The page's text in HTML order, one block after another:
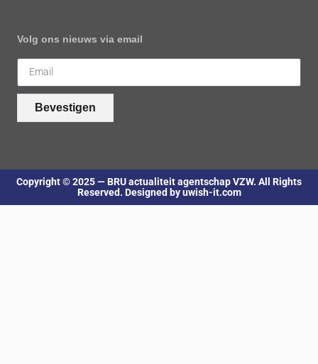
Volg ons nieuws via email
Bevestigen
Copyright © 2025 — BRU actualiteit agentschap VZW. All Rights
Reserved. Designed by uwish-it.com